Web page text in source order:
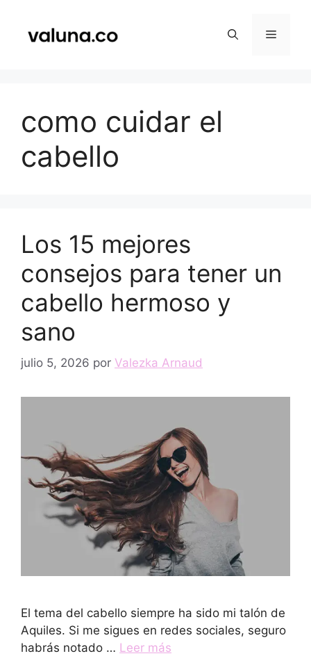
contenido
Menú
como cuidar el
cabello
Los 15 mejores
consejos para tener un
cabello hermoso y
sano
julio 5, 2026 por Valezka Arnaud
El tema del cabello siempre ha sido mi talón de
Aquiles. Si me sigues en redes sociales, seguro
habrás notado … Leer más